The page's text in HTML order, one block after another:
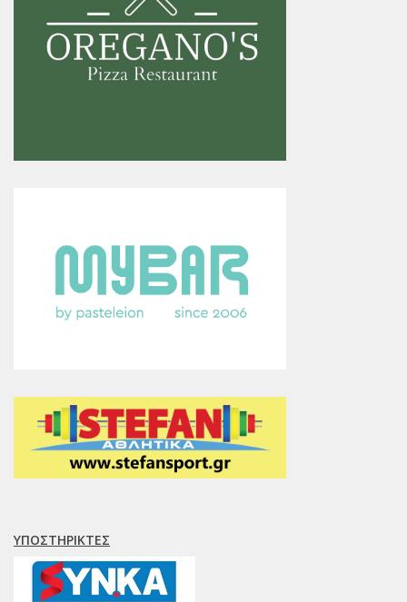
ΥΠΟΣΤΗΡΙΚΤΈΣ